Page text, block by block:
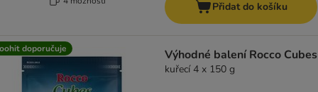
Přidat do košíku
doporučuje Výhodné balení Rocco Cubes
kuřecí 4 x 150 g